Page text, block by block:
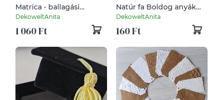
Matrica - ballagási
fekete-arany vegyes
DekoweltAnita
1 060 Ft
Natúr fa Boldog anyák
napját felirat fehér 1db
DekoweltAnita
160 Ft